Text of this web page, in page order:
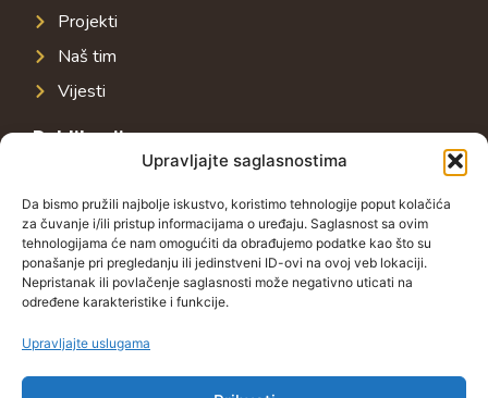
Upravljajte saglasnostima
Da bismo pružili najbolje iskustvo, koristimo tehnologije poput kolačića
za čuvanje i/ili pristup informacijama o uređaju. Saglasnost sa ovim
tehnologijama će nam omogućiti da obrađujemo podatke kao što su
ponašanje pri pregledanju ili jedinstveni ID-ovi na ovoj veb lokaciji.
Nepristanak ili povlačenje saglasnosti može negativno uticati na
određene karakteristike i funkcije.
Upravljajte uslugama
Projekti
Naš tim
Vijesti
Publikacije
Javna infrastruktura u jugoistočnoj Evropi
Javni dug u jugoistočnoj Evropi
Porezni sistem u jugoistočnoj Evropi
Javno-privatna partnerstva u jugoistočnoj Evropi
Kontakt
Grbavička 32, 71000 Sarajevo
+38762772591